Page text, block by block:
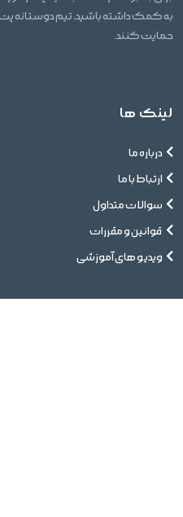
به کمک داشته باشید، تیم دوستانه
حمایت کنند.
لینک ها
درباره ما
ارتباط با ما
سوالات متداول
قوانین و مقررات
ویدیو های آموزشی